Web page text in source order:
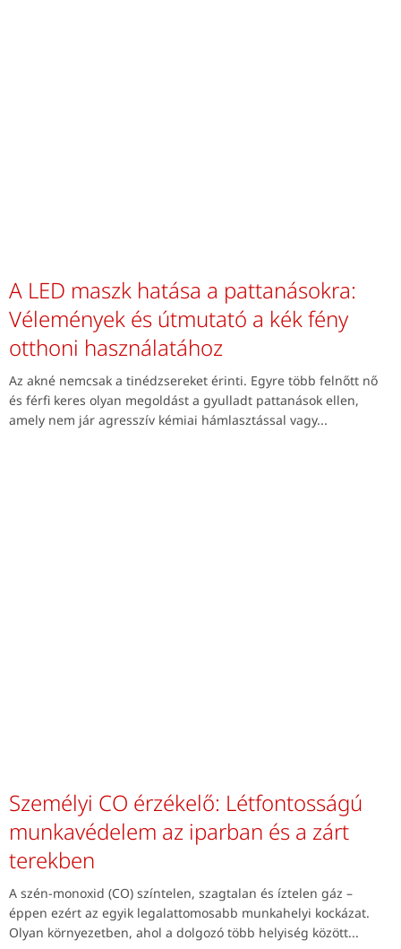
A LED maszk hatása a pattanásokra:
Vélemények és útmutató a kék fény
otthoni használatához
Az akné nemcsak a tinédzsereket érinti. Egyre több felnőtt nő
és férfi keres olyan megoldást a gyulladt pattanások ellen,
amely nem jár agresszív kémiai hámlasztással vagy...
Személyi CO érzékelő: Létfontosságú
munkavédelem az iparban és a zárt
terekben
A szén-monoxid (CO) színtelen, szagtalan és íztelen gáz –
éppen ezért az egyik legalattomosabb munkahelyi kockázat.
Olyan környezetben, ahol a dolgozó több helyiség között...